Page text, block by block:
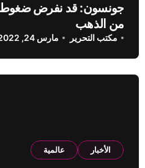
جونسون: قد نفرض ضغوطا
من الذهب
مكتب التحرير مارس 24, 2022
الأخبار عالمية